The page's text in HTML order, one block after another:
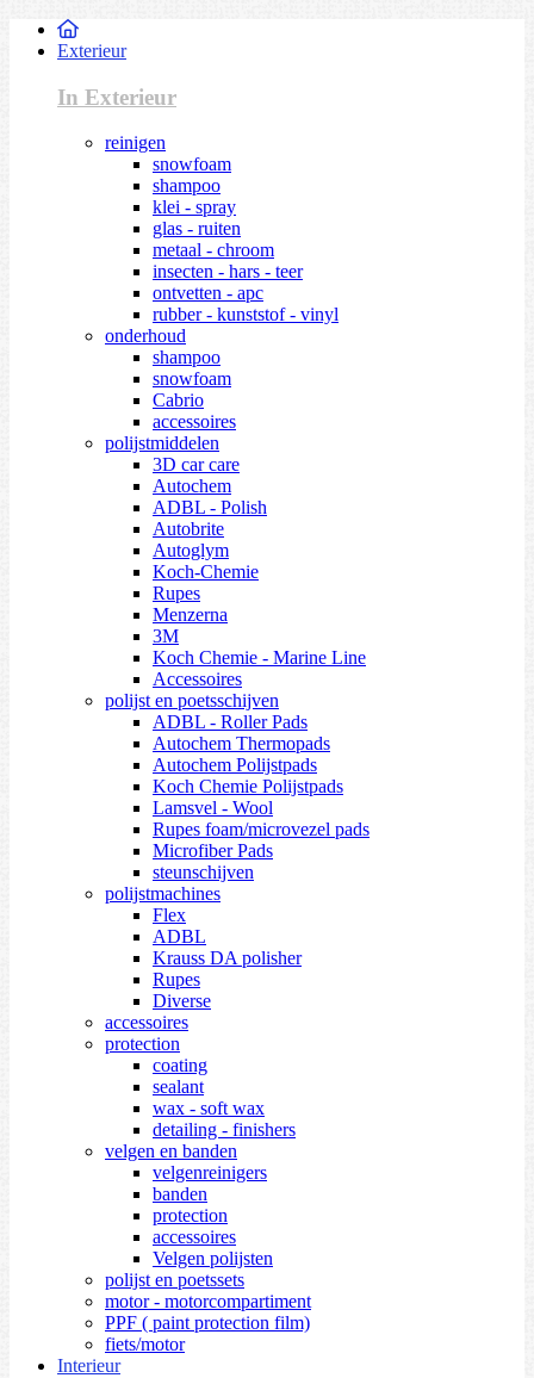
Exterieur
In Exterieur
reinigen
snowfoam
shampoo
klei - spray
glas - ruiten
metaal - chroom
insecten - hars - teer
ontvetten - apc
rubber - kunststof - vinyl
onderhoud
shampoo
snowfoam
Cabrio
accessoires
polijstmiddelen
3D car care
Autochem
ADBL - Polish
Autobrite
Autoglym
Koch-Chemie
Rupes
Menzerna
3M
Koch Chemie - Marine Line
Accessoires
polijst en poetsschijven
ADBL - Roller Pads
Autochem Thermopads
Autochem Polijstpads
Koch Chemie Polijstpads
Lamsvel - Wool
Rupes foam/microvezel pads
Microfiber Pads
steunschijven
polijstmachines
Flex
ADBL
Krauss DA polisher
Rupes
Diverse
accessoires
protection
coating
sealant
wax - soft wax
detailing - finishers
velgen en banden
velgenreinigers
banden
protection
accessoires
Velgen polijsten
polijst en poetssets
motor - motorcompartiment
PPF ( paint protection film)
fiets/motor
Interieur